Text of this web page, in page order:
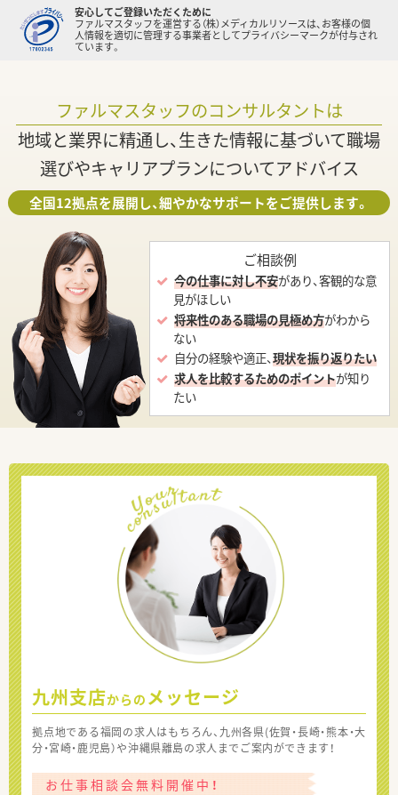
安心してご登録いただくために
ファルマスタッフを運営する（株）メディカルリソースは、お客様の個
人情報を適切に管理する事業者としてプライバシーマークが付与され
ています。
ファルマスタッフのコンサルタントは
地域と業界に精通し、生きた情報に基づいて職場
選びやキャリアプランについてアドバイス
全国12拠点を展開し、細やかなサポートをご提供します。
ご相談例
今の仕事に対し不安があり、客観的な意
見がほしい
将来性のある職場の見極め方がわから
ない
自分の経験や適正、現状を振り返りたい
求人を比較するためのポイントが知り
たい
九州支店からの メッセージ
拠点地である福岡の求人はもちろん、九州各県(佐賀・長崎・熊本・大
分・宮崎・鹿児島）や沖縄県離島の求人までご案内ができます！
お仕事相談会無料開催中！